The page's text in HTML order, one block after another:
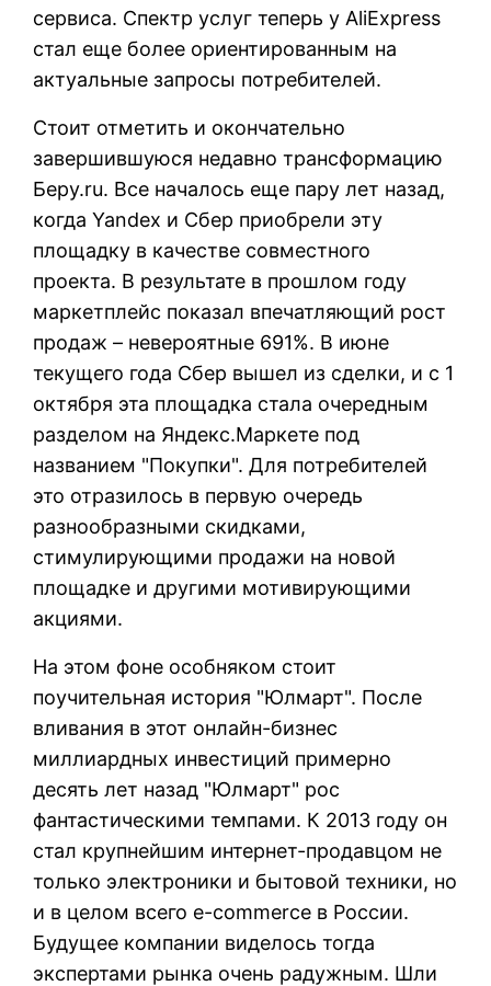
сервиса. Спектр услуг теперь у AliExpress
стал еще более ориентированным на
актуальные запросы потребителей.
Стоит отметить и окончательно
завершившуюся недавно трансформацию
Беру.ru. Все началось еще пару лет назад,
когда Yandex и Сбер приобрели эту
площадку в качестве совместного
проекта. В результате в прошлом году
маркетплейс показал впечатляющий рост
продаж – невероятные 691%. В июне
текущего года Сбер вышел из сделки, и с 1
октября эта площадка стала очередным
разделом на Яндекс.Маркете под
названием "Покупки". Для потребителей
это отразилось в первую очередь
разнообразными скидками,
стимулирующими продажи на новой
площадке и другими мотивирующими
акциями.
На этом фоне особняком стоит
поучительная история "Юлмарт". После
вливания в этот онлайн-бизнес
миллиардных инвестиций примерно
десять лет назад "Юлмарт" рос
фантастическими темпами. К 2013 году он
стал крупнейшим интернет-продавцом не
только электроники и бытовой техники, но
и в целом всего e-commerce в России.
Будущее компании виделось тогда
экспертами рынка очень радужным. Шли